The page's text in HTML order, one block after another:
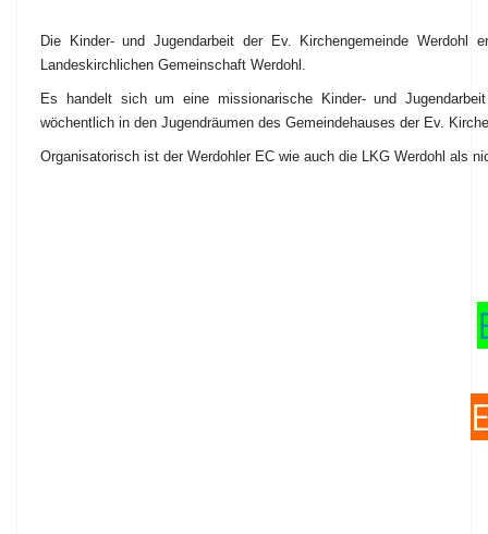
Die Kinder- und Jugendarbeit der Ev. Kirchengemeinde
Landeskirchlichen Gemeinschaft Werdohl.
Es handelt sich um eine missionarische Kinder- und
wöchentlich in den Jugendräumen des Gemeindehauses der Ev.
Organisatorisch ist der Werdohler EC wie auch die LKG Werdohl als